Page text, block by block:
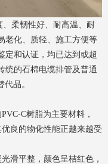
柔韧性好、耐高温、耐
老化、质轻、施工方便等
定和认证，均已达到或超
统的石棉电缆排管及普通
品。
C树脂为主要材料，
良的物化性能正越来越受
滑平整，颜色呈桔红色，